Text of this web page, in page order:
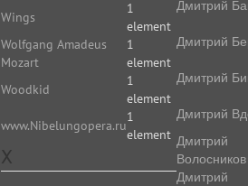
Wings
1
element
Wolfgang Amadeus
Mozart
1
element
Woodkid
1
element
www.Nibelungopera.ru
1
element
X
Дмитрий
Дмитрий
Дмитрий
Дмитрий
Дмитрий
Волосников
Дмитрий